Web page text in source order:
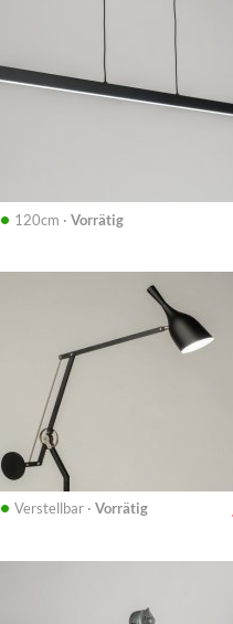
• 120cm · Vorrätig
• Verstellbar · Vorrätig